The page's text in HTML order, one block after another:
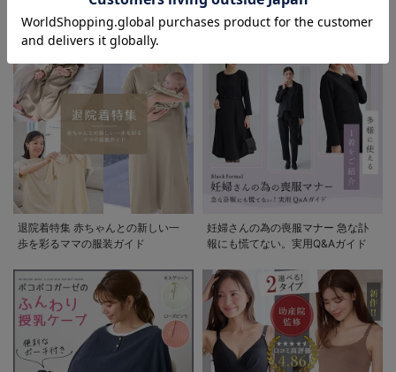
清楚なお宮参り服
退院着特集 赤ちゃんとの新しい一
歩を彩るママの服装ガイド
妊婦さんの為の喪服マナー 急な訃
報にも慌てない。実用Q&Aガイド